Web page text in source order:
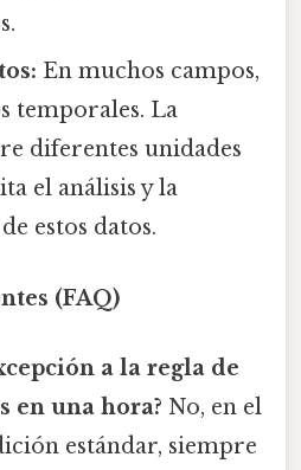
En muchos campos,
temporales. La
diferentes unidades
el análisis y la
estos datos.
(FAQ)
a la regla de
en una hora? No, en el
estándar, siempre